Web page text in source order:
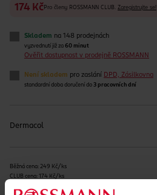
174 Kč Pro členy ROSSMANN CLUB. Zaregistrujte se!
Skladem na 148 prodejnách
vyzvednutí již za 60 minut
Ověřit dostupnost v prodejně ROSSMANN
Není skladem pro zaslání DPD, Zásilkovna
standardní doba doručení do 3 pracovních dní
Dermacol
Běžná cena: 249 Kč/ks
CLUB cena: 174 Kč/ks